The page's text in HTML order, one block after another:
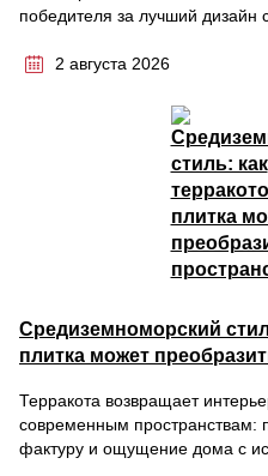
победителя за лучший дизайн
2 августа 2026
Средиземноморский
плитка может
Терракота возвращает
современным пространствам:
фактуру и ощущение дома с